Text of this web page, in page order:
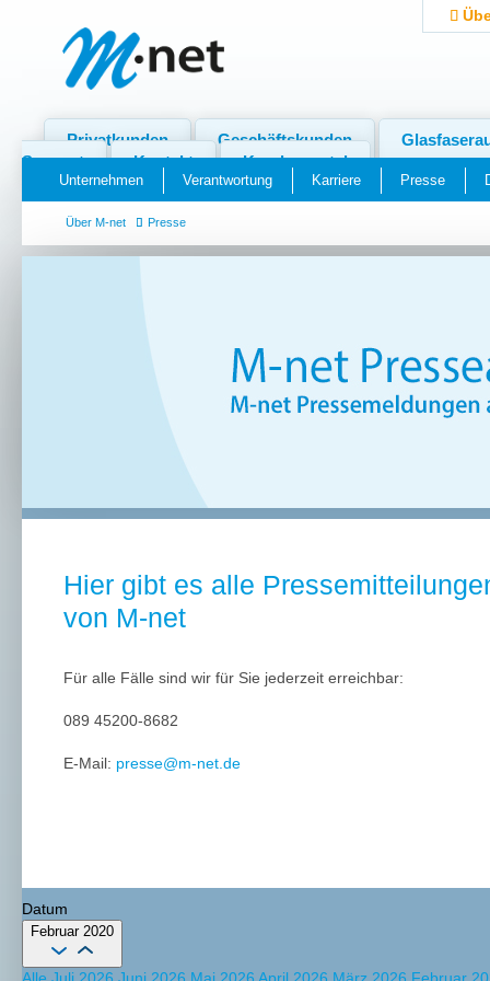
Privatkunden Geschäftskunden
Unternehmen Verantwortung Karriere Presse
Support Kontakt Kundenportal
Über M-net Presse
Hier gibt es alle
von M-net
Für alle Fälle sind wir für Sie jederzeit erreichbar:
089 45200-8682
E-Mail: presse@m-net.de
Datum
Februar 2020